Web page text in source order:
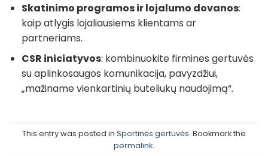
Skatinimo programos ir lojalumo dovanos:
kaip atlygis lojaliausiems klientams ar
partneriams.
CSR iniciatyvos: kombinuokite firmines gertuvės
su aplinkosaugos komunikacija, pavyzdžiui,
„mažiname vienkartinių buteliukų naudojimą“.
This entry was posted in Sportinės gertuvės. Bookmark the
permalink.